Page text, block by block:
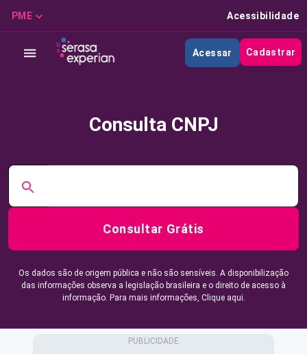
PME Acessibilidade
Acessar Cadastrar
Consulta CNPJ
Consultar Grátis
Os dados são de origem pública e não são sensíveis. A disponibilização
das informações observa a legislação brasileira e o direito de acesso à
informação. Para mais informações, Clique aqui.